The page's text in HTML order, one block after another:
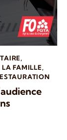
,
FAMILLE,